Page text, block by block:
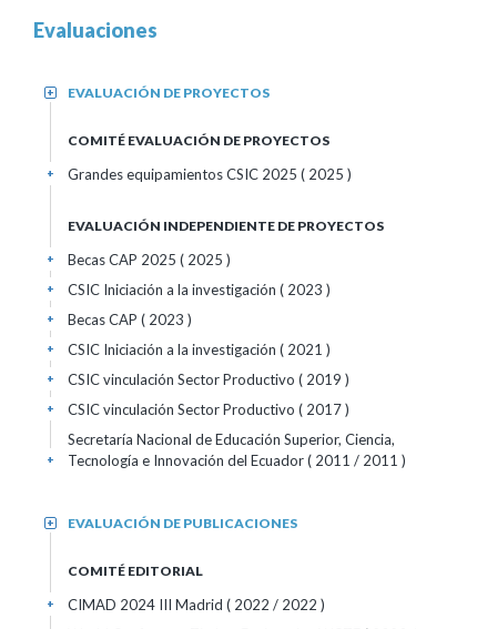
Evaluaciones
EVALUACIÓN DE PROYECTOS
+
COMITÉ EVALUACIÓN DE PROYECTOS
Grandes equipamientos CSIC 2025 ( 2025 )
+
EVALUACIÓN INDEPENDIENTE DE PROYECTOS
Becas CAP 2025 ( 2025 )
+
CSIC Iniciación a la investigación ( 2023 )
+
Becas CAP ( 2023 )
+
CSIC Iniciación a la investigación ( 2021 )
+
CSIC vinculación Sector Productivo ( 2019 )
+
CSIC vinculación Sector Productivo ( 2017 )
+
Secretaría Nacional de Educación Superior, Ciencia,
Tecnología e Innovación del Ecuador ( 2011 / 2011 )
+
EVALUACIÓN DE PUBLICACIONES
+
COMITÉ EDITORIAL
CIMAD 2024 III Madrid ( 2022 / 2022 )
+